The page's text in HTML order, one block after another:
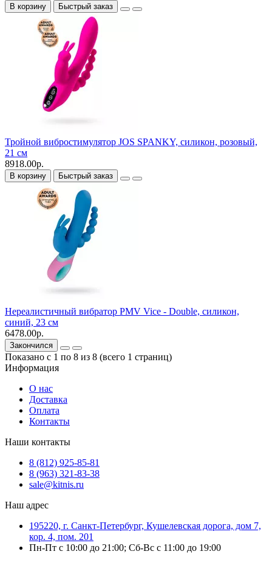
В корзину Быстрый заказ
Тройной вибростимулятор JOS SPANKY, силикон, розовый,
21 см
8918.00р.
В корзину Быстрый заказ
Нереалистичный вибратор PMV Vice - Double, силикон,
синий, 23 см
6478.00р.
Закончился
Показано с 1 по 8 из 8 (всего 1 страниц)
Информация
О нас
Доставка
Оплата
Контакты
Наши контакты
8 (812) 925-85-81
8 (963) 321-83-38
sale@kitnis.ru
Наш адрес
195220, г. Санкт-Петербург, Кушелевская дорога, дом 7,
кор. 4, пом. 201
Пн-Пт с 10:00 до 21:00; Сб-Вс с 11:00 до 19:00